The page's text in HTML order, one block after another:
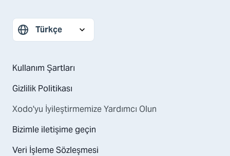
Kullanım Şartları
Gizlilik Politikası
Xodo'yu İyileştirmemize Yardımcı Olun
Bizimle iletişime geçin
Veri İşleme Sözleşmesi